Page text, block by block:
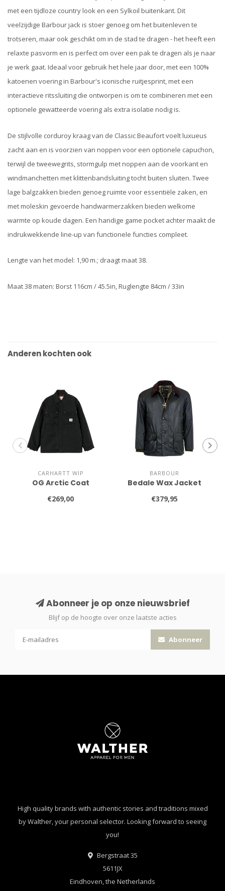
met een tijdloze country look en een Sylkoil buitenkant. Dit
veelzijdige Barbour jack is stoer genoeg om het buitenleven te
trotseren, maar ook geschikt om in de stad te dragen - het heeft een
relaxte pasvorm en is perfect om over een pak te dragen als je naar
je werk gaat. Ideaal voor gebruik het hele jaar door, met een 100%
katoenen voering in Barbour's iconische ruitjesprint, met een
interactieve ritssluiting die ontworpen is om te combineren met een
optionele gewatteerde voering als extra isolatie nodig is.
De stijlvolle corduroy kraag van de Classic Beaufort voelt luxueus
zacht aan en is voorzien van noppen voor een optionele capuchon,
terwijl de tweewegrits, stormgulp met noppen aan de voorkant en
windmanchetten met klittenbandsluiting tocht buiten sluiten. Twee
lage balgzakken bieden genoeg ruimte voor essentiële zaken, en
met moleskin gevoerde handwarmerzakken bieden welkome
warmte op koude dagen. Een handige game pocket achter maakt de
indrukwekkende line-up van functionele functies compleet.
Lengte van het model: 1,90 m.; draagt maat 38.
Maat 38 maten: Borst 116cm / 45.5in, Ruglengte 84cm / 33in
Anderen kochten ook
CARHARTT WIP
OG Arctic Coat
€269,00
BARBOUR
Bedale Wax Jacket
€379,95
Abonneer je op onze nieuwsbrief
Blijf op de hoogte over onze laatste acties
Abonneer
High quality brands with authentic stories and traditions mixed
by Walther, your personal selector. Looking forward to seeing
you!
Bergstraat 35
5611JX
Eindhoven, the Netherlands